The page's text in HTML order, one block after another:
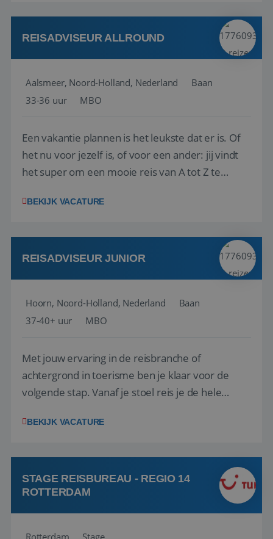
klanten te overtuigen om die droomreis te
boeken! ...
REISADVISEUR ALLROUND
Aalsmeer, Noord-Holland, Nederland
Baan
33-36 uur
MBO
Een vakantie plannen is het leukste dat er is. Of
het nu voor jezelf is, of voor een ander: jij vindt
het super om een mooie reis van A tot Z te
vakantiegangers de meest prachtige plekjes op
werken: of het nu gaat om vragen ...
BEKIJK VACATURE
REISADVISEUR JUNIOR
Hoorn, Noord-Holland, Nederland
Baan
37-40+ uur
MBO
Met jouw ervaring in de reisbranche of
achtergrond in toerisme ben je klaar voor de
volgende stap. Vanaf je stoel reis je de hele
wensen van je team, je klant en wat er in de
klanten te overtuigen om die droomreis te
boeken! ...
BEKIJK VACATURE
STAGE REISBUREAU - REGIO 14
ROTTERDAM
Rotterdam Stage